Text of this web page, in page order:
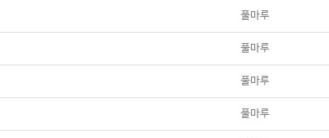
풀마루
풀마루
풀마루
풀마루